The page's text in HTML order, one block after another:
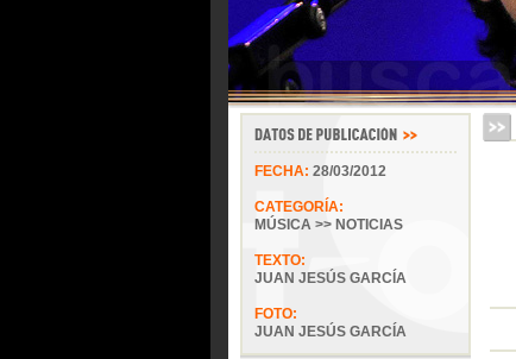
FECHA: 28/03/2012
CATEGORÍA:
MÚSICA >> NOTICIAS
TEXTO:
JUAN JESÚS GARCÍA
FOTO:
JUAN JESÚS GARCÍA